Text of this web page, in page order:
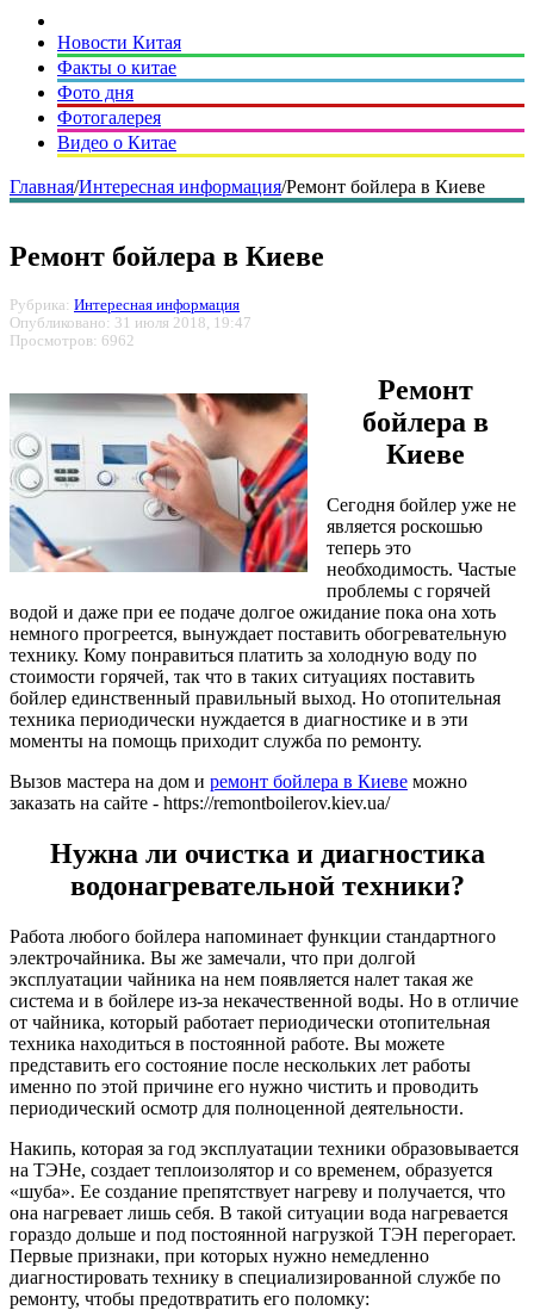
Новости Китая
Факты о китае
Фото дня
Фотогалерея
Видео о Китае
Главная/Интересная информация/Ремонт бойлера в Киеве
Ремонт бойлера в Киеве
Рубрика: Интересная информация
Опубликовано: 31 июля 2018, 19:47
Просмотров: 6962
Ремонт
бойлера в
Киеве
Сегодня бойлер уже не
является роскошью
теперь это
необходимость. Частые
проблемы с горячей
водой и даже при ее подаче долгое ожидание пока она хоть
немного прогреется, вынуждает поставить обогревательную
технику. Кому понравиться платить за холодную воду по
стоимости горячей, так что в таких ситуациях поставить
бойлер единственный правильный выход. Но отопительная
техника периодически нуждается в диагностике и в эти
моменты на помощь приходит служба по ремонту.
Вызов мастера на дом и ремонт бойлера в Киеве можно
заказать на сайте - https://remontboilerov.kiev.ua/
Нужна ли очистка и диагностика
водонагревательной техники?
Работа любого бойлера напоминает функции стандартного
электрочайника. Вы же замечали, что при долгой
эксплуатации чайника на нем появляется налет такая же
система и в бойлере из-за некачественной воды. Но в отличие
от чайника, который работает периодически отопительная
техника находиться в постоянной работе. Вы можете
представить его состояние после нескольких лет работы
именно по этой причине его нужно чистить и проводить
периодический осмотр для полноценной деятельности.
Накипь, которая за год эксплуатации техники образовывается
на ТЭНе, создает теплоизолятор и со временем, образуется
«шуба». Ее создание препятствует нагреву и получается, что
она нагревает лишь себя. В такой ситуации вода нагревается
гораздо дольше и под постоянной нагрузкой ТЭН перегорает.
Первые признаки, при которых нужно немедленно
диагностировать технику в специализированной службе по
ремонту, чтобы предотвратить его поломку: